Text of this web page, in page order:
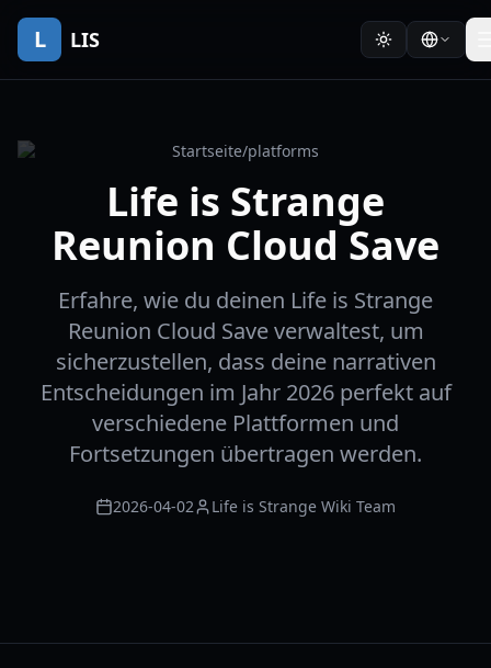
L LIS
Startseite/platforms
Life is Strange
Reunion Cloud Save
Erfahre, wie du deinen Life is Strange
Reunion Cloud Save verwaltest, um
sicherzustellen, dass deine narrativen
Entscheidungen im Jahr 2026 perfekt auf
verschiedene Plattformen und
Fortsetzungen übertragen werden.
2026-04-02 Life is Strange Wiki Team